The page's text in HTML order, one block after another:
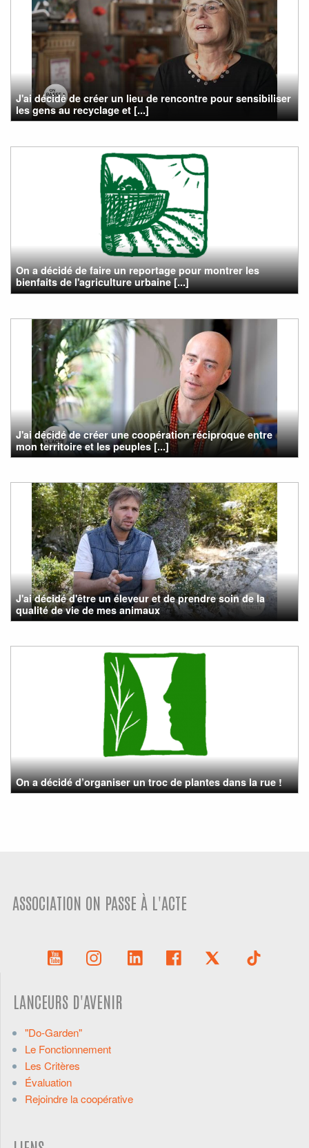
J'ai décidé de créer un lieu de rencontre pour sensibiliser
les gens au recyclage et [...]
On a décidé de faire un reportage pour montrer les
bienfaits de l'agriculture urbaine [...]
J'ai décidé de créer une coopération réciproque entre
mon territoire et les peuples [...]
J'ai décidé d'être un éleveur et de prendre soin de la
qualité de vie de mes animaux
On a décidé d’organiser un troc de plantes dans la rue !
ASSOCIATION ON PASSE À L'ACTE
LANCEURS D'AVENIR
"Do-Garden"
Le Fonctionnement
Les Critères
Évaluation
Rejoindre la coopérative